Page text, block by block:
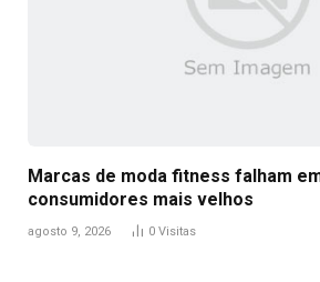
Marcas de moda fitness falham
consumidores mais velhos
agosto 9, 2026 0 Visitas